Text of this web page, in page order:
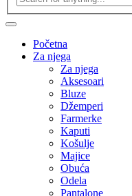
Početna
Za njega
Za njega
Aksesoari
Bluze
Džemperi
Farmerke
Kaputi
Košulje
Majice
Obuća
Odela
Pantalone